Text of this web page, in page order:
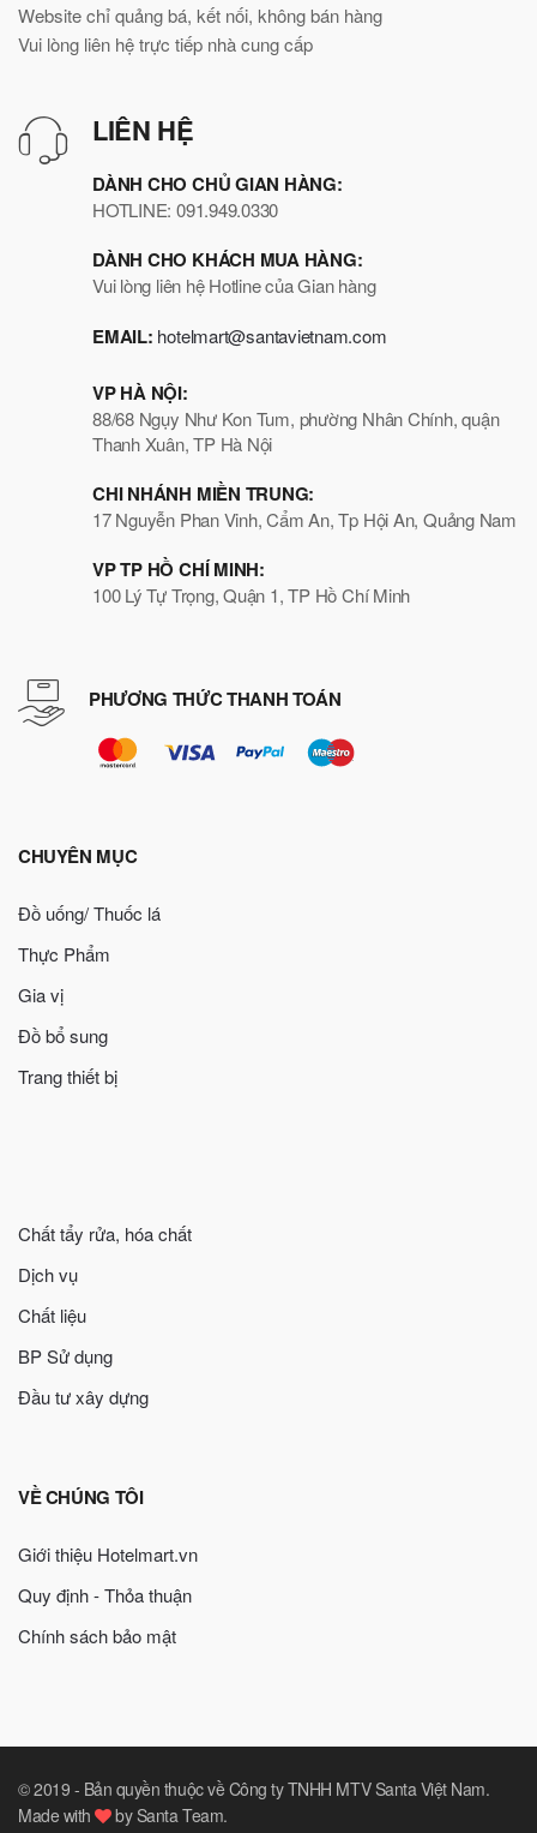
Website chỉ quảng bá, kết nối, không bán hàng
Vui lòng liên hệ trực tiếp nhà cung cấp
LIÊN HỆ
DÀNH CHO CHỦ GIAN HÀNG:
HOTLINE: 091.949.0330
DÀNH CHO KHÁCH MUA HÀNG:
Vui lòng liên hệ Hotline của Gian hàng
EMAIL: hotelmart@santavietnam.com
VP HÀ NỘI:
88/68 Ngụy Như Kon Tum, phường Nhân Chính, quận
Thanh Xuân, TP Hà Nội
CHI NHÁNH MIỀN TRUNG:
17 Nguyễn Phan Vinh, Cẩm An, Tp Hội An, Quảng Nam
VP TP HỒ CHÍ MINH:
100 Lý Tự Trọng, Quận 1, TP Hồ Chí Minh
PHƯƠNG THỨC THANH TOÁN
CHUYÊN MỤC
Đồ uống/ Thuốc lá
Thực Phẩm
Gia vị
Đồ bổ sung
Trang thiết bị
Chất tẩy rửa, hóa chất
Dịch vụ
Chất liệu
BP Sử dụng
Đầu tư xây dựng
VỀ CHÚNG TÔI
Giới thiệu Hotelmart.vn
Quy định - Thỏa thuận
Chính sách bảo mật
© 2019 - Bản quyền thuộc về Công ty TNHH MTV Santa Việt Nam.
Made with
by Santa Team.